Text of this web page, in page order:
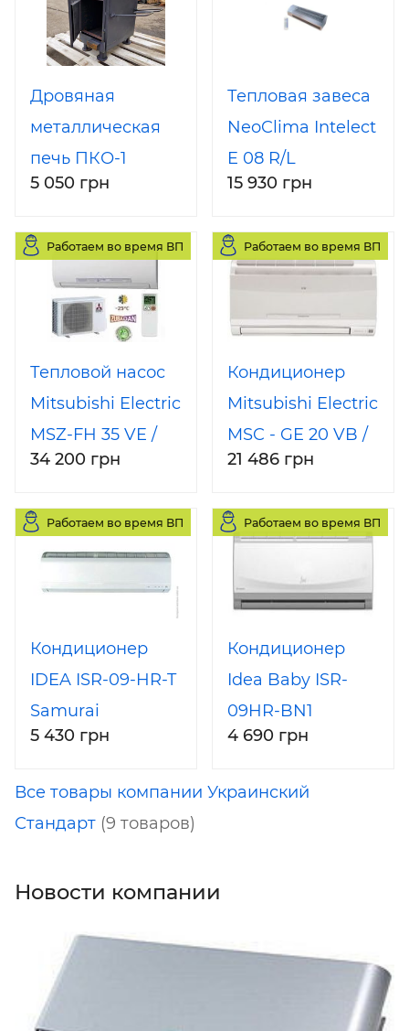
Дровяная
металлическая
печь ПКО-1
5 050 грн
Тепловая завеса
NeoClima Intelect
E 08 R/L
15 930 грн
Работаем во время ВП
Тепловой насос
Mitsubishi Electric
MSZ-FH 35 VE /
MUZ-FH 35 VEH
34 200 грн
Работаем во время ВП
Кондиционер
Mitsubishi Electric
MSC - GE 20 VB /
MU - GA 20 VB
21 486 грн
Работаем во время ВП
Кондиционер
IDEA ISR-09-HR-T
Samurai
5 430 грн
Работаем во время ВП
Кондиционер
Idea Baby ISR-
09HR-BN1
4 690 грн
Все товары компании Украинский
Стандарт (9 товаров)
Новости компании